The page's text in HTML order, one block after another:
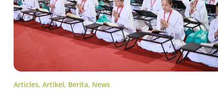
Articles, Artikel, Berita, News